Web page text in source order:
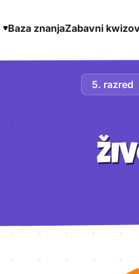
Baza znanjaZabavni
5. razred